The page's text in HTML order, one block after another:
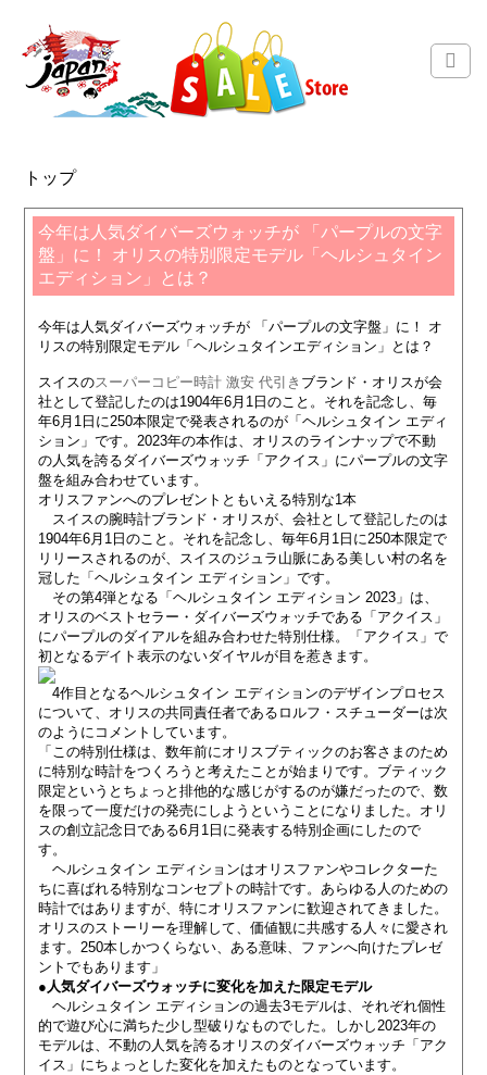
トップ
今年は人気ダイバーズウォッチが 「パープルの文字
盤」に！ オリスの特別限定モデル「ヘルシュタイン
エディション」とは？
今年は人気ダイバーズウォッチが 「パープルの文字盤」に！ オ
リスの特別限定モデル「ヘルシュタインエディション」とは？
スイスのスーパーコピー時計 激安 代引き ブランド・オリスが会
社として登記したのは1904年6月1日のこと。それを記念し、毎
年6月1日に250本限定で発表されるのが「ヘルシュタイン エディ
ション」です。2023年の本作は、オリスのラインナップで不動
の人気を誇るダイバーズウォッチ「アクイス」にパープルの文字
盤を組み合わせています。
オリスファンへのプレゼントともいえる特別な1本
スイスの腕時計ブランド・オリスが、会社として登記したのは
1904年6月1日のこと。それを記念し、毎年6月1日に250本限定で
リリースされるのが、スイスのジュラ山脈にある美しい村の名を
冠した「ヘルシュタイン エディション」です。
その第4弾となる「ヘルシュタイン エディション 2023」は、
オリスのベストセラー・ダイバーズウォッチである「アクイス」
にパープルのダイアルを組み合わせた特別仕様。「アクイス」で
初となるデイト表示のないダイヤルが目を惹きます。
4作目となるヘルシュタイン エディションのデザインプロセス
について、オリスの共同責任者であるロルフ・スチューダーは次
のようにコメントしています。
「この特別仕様は、数年前にオリスブティックのお客さまのため
に特別な時計をつくろうと考えたことが始まりです。ブティック
限定というとちょっと排他的な感じがするのが嫌だったので、数
を限って一度だけの発売にしようということになりました。オリ
スの創立記念日である6月1日に発表する特別企画にしたので
す。
ヘルシュタイン エディションはオリスファンやコレクターた
ちに喜ばれる特別なコンセプトの時計です。あらゆる人のための
時計ではありますが、特にオリスファンに歓迎されてきました。
オリスのストーリーを理解して、価値観に共感する人々に愛され
ます。250本しかつくらない、ある意味、ファンへ向けたプレゼ
ントでもあります」
●人気ダイバーズウォッチに変化を加えた限定モデル
ヘルシュタイン エディションの過去3モデルは、それぞれ個性
的で遊び心に満ちた少し型破りなものでした。しかし2023年の
モデルは、不動の人気を誇るオリスのダイバーズウォッチ「アク
イス」にちょっとした変化を加えたものとなっています。